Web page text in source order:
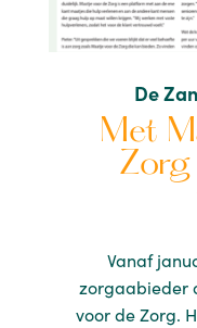
De
Met
Zorg
Vanaf
zorgaabieder
voor de Zorg.